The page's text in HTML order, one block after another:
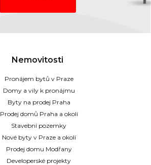
Nemovitosti
Pronájem bytů v Praze
Domy a vily k pronájmu
Byty na prodej Praha
Prodej domů Praha a okolí
Stavební pozemky
Nové byty v Praze a okolí
Prodej domu Modřany
Developerské projekty